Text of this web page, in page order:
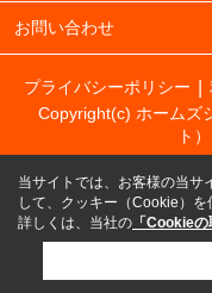
お問い合わせ
プライバシーポリシー
Copyright(c) ホームズ
ト
当サイトでは、お客様の当サ
して、クッキー（Cookie）を
詳しくは、当社の 「Cookie